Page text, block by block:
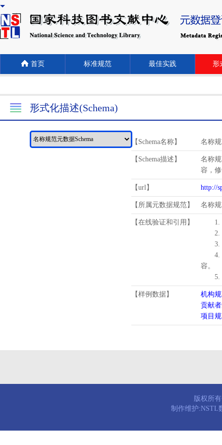
首页 标准规范 最佳实践 形
形式化描述(Schema)
【Schema名称】 名称规
【Schema描述】
名称
容，
【url】 http://
【所属元数据规范】 名称
【在线验证和引用】
1.
2.
3.
4.
容。
5.
【样例数据】
机构
贡献
项目
版权所
制作维护:NSTL